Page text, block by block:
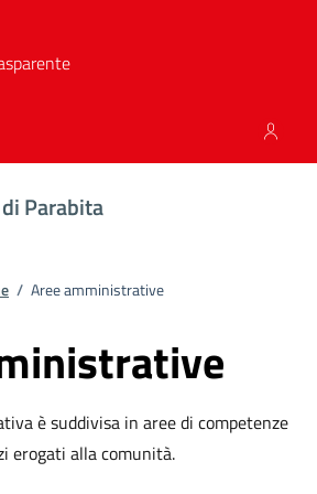
Parabita
/ Aree amministrative
è suddivisa in aree di competenze
erogati alla comunità.